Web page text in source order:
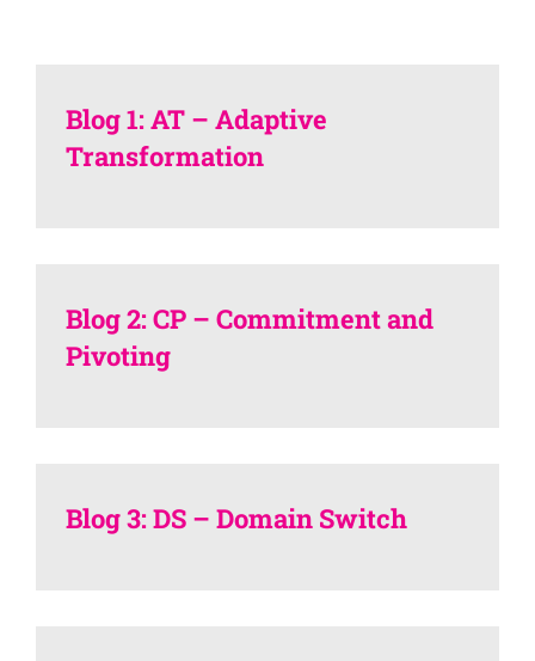
Blog 1: AT – Adaptive
Transformation
Blog 2: CP – Commitment and
Pivoting
Blog 3: DS – Domain Switch